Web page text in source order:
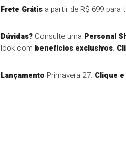
Frete Grátisa partir de R$ 699 para
Dúvidas?Consulte uma Personal
look com benefícios exclusivos.
Lançamento Primavera 27. Clique